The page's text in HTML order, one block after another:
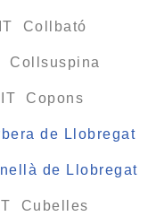
Collbató
Collsuspina
Copons
de Llobregat
de Llobregat
Cubelles